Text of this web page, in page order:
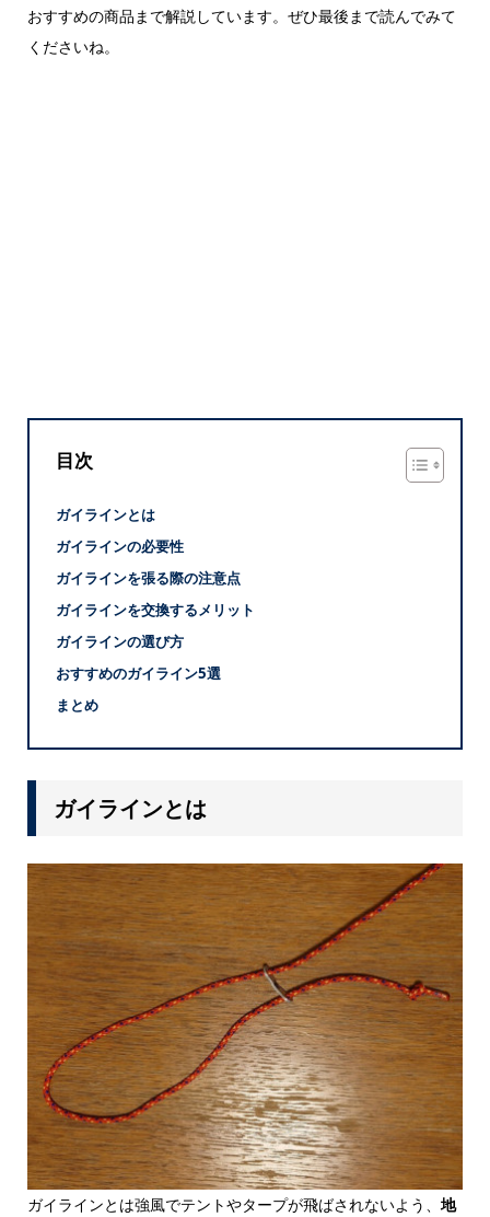
おすすめの商品まで解説しています。ぜひ最後まで読んでみて
くださいね。
目次
ガイラインとは
ガイラインの必要性
ガイラインを張る際の注意点
ガイラインを交換するメリット
ガイラインの選び方
おすすめのガイライン5選
まとめ
ガイラインとは
ガイラインとは強風でテントやタープが飛ばされないよう、 地